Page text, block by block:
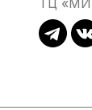
длина
Корее